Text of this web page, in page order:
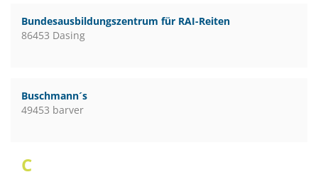
Bundesausbildungszentrum für RAI-Reiten
86453 Dasing
Buschmann´s
49453 barver
C